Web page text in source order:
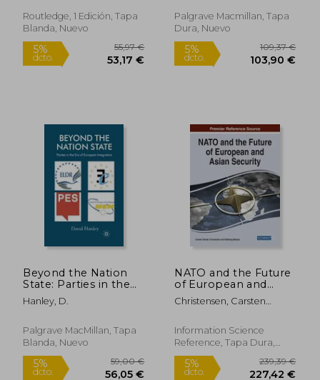
5%
dcto. 10,45 €
5%
dcto. 49,90
Handbooks) (en
Inglés)
Routledge, 1 Edición, Tapa
Blanda, Nuevo
Series)
Palgrave Macmillan, Tapa
Dura, Nuevo
Beyond the Nation
State: Parties in the
Era of European
Integration (en
Hanley, D.
Palgrave MacMillan, Tapa
Blanda, Nuevo
NATO and the Future
of European and
Asian Security (en
Inglés)
Christensen, Carsten
Information Science
Reference, Tapa Dura,
Nuevo